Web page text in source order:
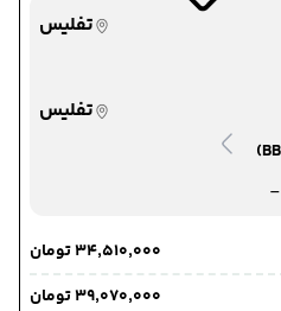
تفلیس
تفلیس
-
۳۴٬۵۱۰٬۰۰۰ تومان
۳۹٬۰۷۰٬۰۰۰ تومان